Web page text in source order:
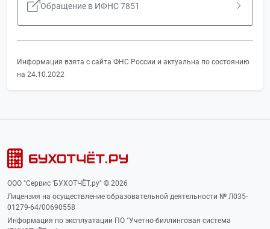
Обращение в ИФНС 7851
Информация взята с сайта ФНС России и актуальна по состоянию
на 24.10.2022
ООО "Сервис 'БУХОТЧЁТ.ру" © 2026
Лицензия на осуществление образовательной деятельности № Л035-
01279-64/00690558
Информация по эксплуатации ПО "Учетно-биллинговая система